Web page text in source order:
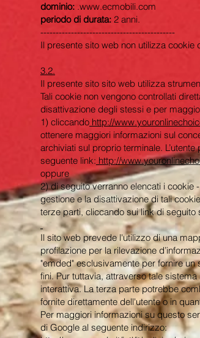
dominio: .www.ecmobili.com
periodo di durata: 2 anni.
--------------------------------------------
Il presente sito web non utilizza cookie
3.2.
Il presente sito sito web utilizza
Tali cookie non vengono controllati
disattivazione degli stessi e per
1) cliccando http://
ottenere maggiori informazioni sul
archiviati sul proprio terminale.
seguente link: http://
oppure
2) di seguito verranno elencati i cookie
gestione e la disattivazione di tali
terze parti, cliccando sui link di seguito
Il sito web prevede l'utilizzo di una
profilazione per la rilevazione
"emded" esclusivamente per fornire
fini. Pur tuttavia, attraverso tale
interattiva. La terza parte potrebbe
fornite direttamente dell'utente o in
Per maggiori informazioni su questo
di Google al seguente indirizzo: